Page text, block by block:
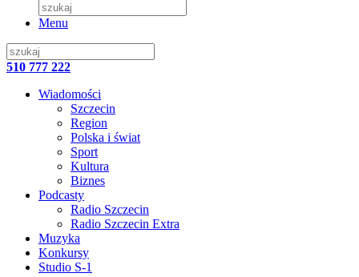
Menu
510 777 222
Wiadomości
Szczecin
Region
Polska i świat
Sport
Kultura
Biznes
Podcasty
Radio Szczecin
Radio Szczecin Extra
Muzyka
Konkursy
Studio S-1